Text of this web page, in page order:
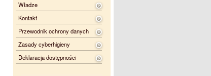
Władze
Kontakt
Przewodnik ochrony danych
Zasady cyberhigieny
Deklaracja dostępności